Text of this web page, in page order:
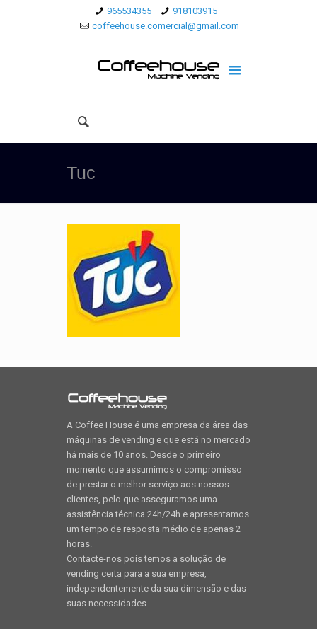
965534355
918103915
coffeehouse.comercial@gmail.com
Tuc
A Coffee House é uma empresa da área das
máquinas de vending e que está no mercado
há mais de 10 anos. Desde o primeiro
momento que assumimos o compromisso
de prestar o melhor serviço aos nossos
clientes, pelo que asseguramos uma
assistência técnica 24h/24h e apresentamos
um tempo de resposta médio de apenas 2
horas.
Contacte-nos pois temos a solução de
vending certa para a sua empresa,
independentemente da sua dimensão e das
suas necessidades.